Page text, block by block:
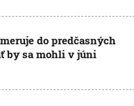
do predčasných
by sa mohli v júni